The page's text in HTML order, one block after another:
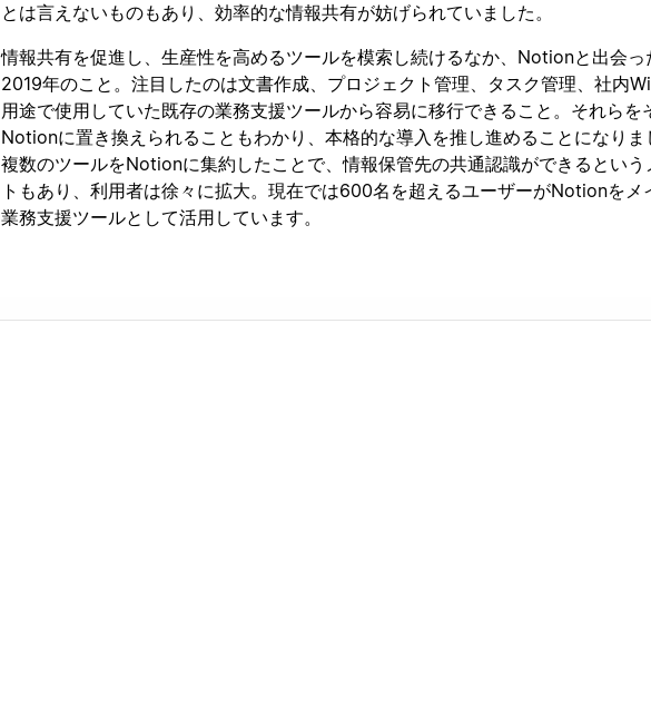
とは言えないものもあり、効率的な情報共有が妨げられていました。
情報共有を促進し、生産性を高めるツールを模索し続けるなか、Notionと出会っ
2019年のこと。注目したのは文書作成、プロジェクト管理、タスク管理、社内
用途で使用していた既存の業務支援ツールから容易に移行できること。それらを
Notionに置き換えられることもわかり、本格的な導入を推し進めることになりま
複数のツールをNotionに集約したことで、情報保管先の共通認識ができるという
トもあり、利用者は徐々に拡大。現在では600名を超えるユーザーがNotionをメ
業務支援ツールとして活用しています。